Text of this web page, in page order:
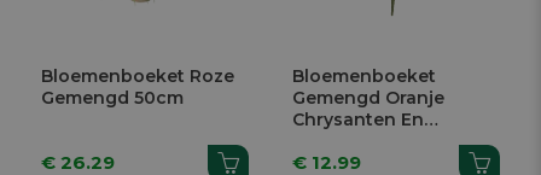
Bloemenboeket Roze
Gemengd 50cm
€ 26.29
Bloemenboeket
Gemengd Oranje
Chrysanten En
€ 12.99